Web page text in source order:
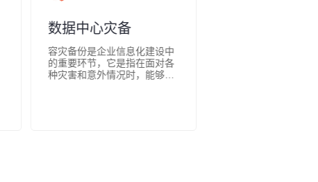
数据中心灾备
容灾备份是企业信息化建设中
的重要环节，它是指在面对各
种灾害和意外情况时，能够保